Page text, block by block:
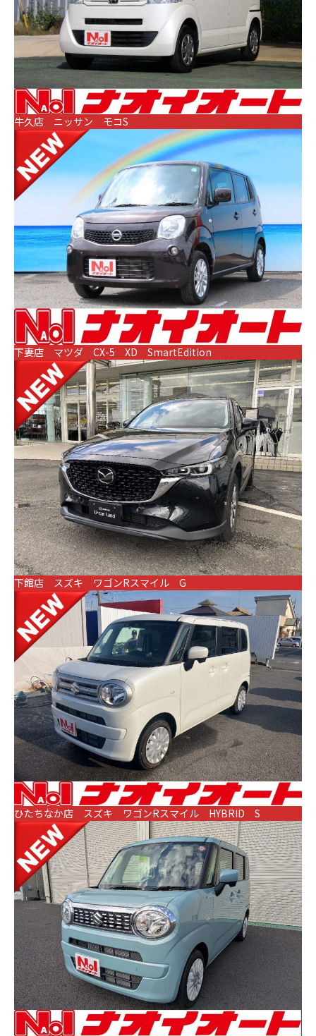
牛久店 ニッサン モコS
下妻店 マツダ CX-5 XD SmartEdition
下館店 スズキ ワゴンRスマイル G
ひたちなか店 スズキ ワゴンRスマイル HYBRID S